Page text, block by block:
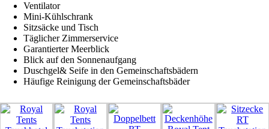
Ventilator
Mini-Kühlschrank
Sitzsäcke und Tisch
Täglicher Zimmerservice
Garantierter Meerblick
Blick auf den Sonnenaufgang
Duschgel& Seife in den Gemeinschaftsbädern
Häufige Reinigung der Gemeinschaftsbäder